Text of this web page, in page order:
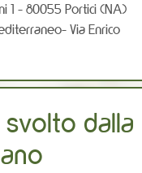
1 - 80055 Portici (NA)
Via Enrico
dalla